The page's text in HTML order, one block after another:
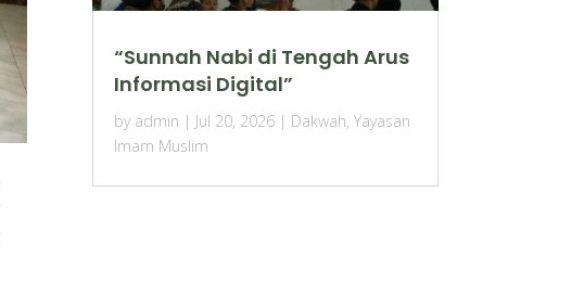
“Sunnah Nabi di Tengah Arus
Informasi Digital”
by admin | Jul 20, 2026| Dakwah, Yayasan
Imam Muslim